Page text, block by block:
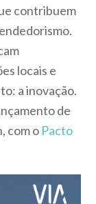
contribuem
locais e
a inovação.
de
com o Pacto